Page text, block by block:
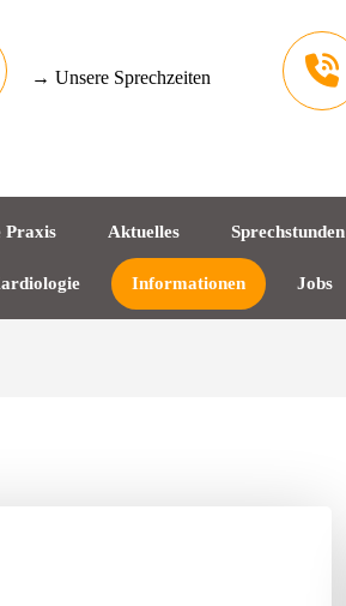
→ Unsere Sprechzeiten
Praxis Aktuelles Sprechstunden
Informationen Jobs